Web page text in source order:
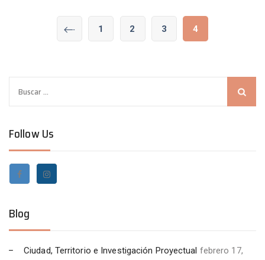
1 2 3 4
c
r
Follow Us
Blog
Ciudad, Territorio e Investigación Proyectual febrero 17,